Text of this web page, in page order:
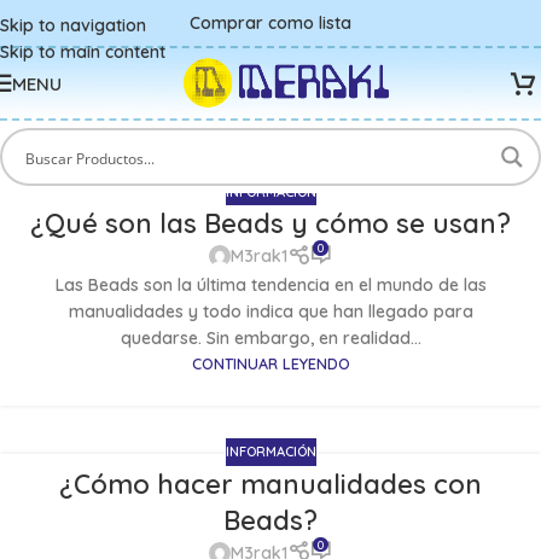
Skip to navigation
Skip to main content
Comprar como lista
MENU
INFORMACIÓN
¿Qué son las Beads y cómo se usan?
M3rak1 0
Las Beads son la última tendencia en el mundo de las
manualidades y todo indica que han llegado para
quedarse. Sin embargo, en realidad...
CONTINUAR LEYENDO
INFORMACIÓN
¿Cómo hacer manualidades con
Beads?
M3rak1 0